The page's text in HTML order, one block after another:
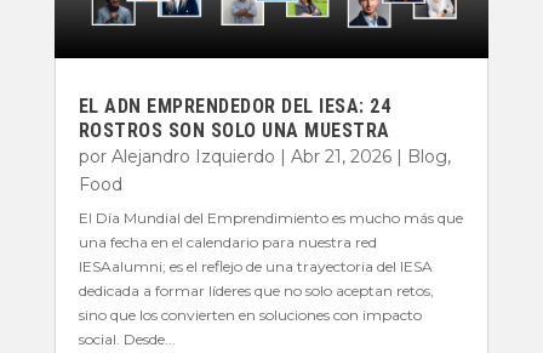
EL ADN EMPRENDEDOR DEL IESA: 24
ROSTROS SON SOLO UNA MUESTRA
por Alejandro Izquierdo | Abr 21, 2026| Blog,
Food
El Día Mundial del Emprendimiento es mucho más que
una fecha en el calendario para nuestra red
IESAalumni; es el reflejo de una trayectoria del IESA
dedicada a formar líderes que no solo aceptan retos,
sino que los convierten en soluciones con impacto
social. Desde...